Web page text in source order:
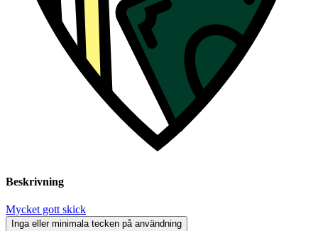
Beskrivning
Mycket gott skick
Inga eller minimala tecken på användning